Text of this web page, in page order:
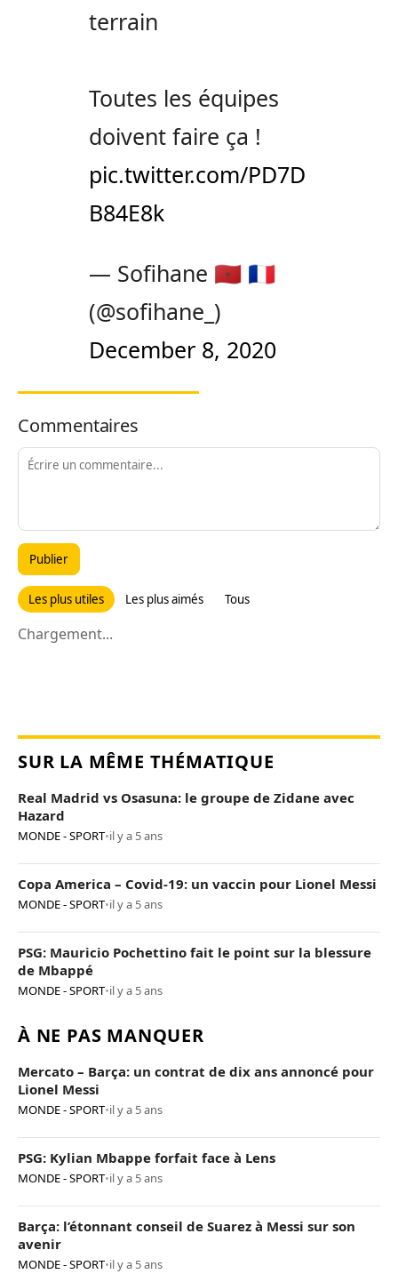
terrain
Toutes les équipes
doivent faire ça !
pic.twitter.com/PD7D
B84E8k
— Sofihane 🇲🇦 🇫🇷
(@sofihane_)
December 8, 2020
Commentaires
Publier
Les plus utiles Les plus aimés Tous
Chargement...
SUR LA MÊME THÉMATIQUE
Real Madrid vs Osasuna: le groupe de Zidane avec
Hazard
MONDE - SPORT•il y a 5 ans
Copa America – Covid-19: un vaccin pour Lionel Messi
MONDE - SPORT•il y a 5 ans
PSG: Mauricio Pochettino fait le point sur la blessure
de Mbappé
MONDE - SPORT•il y a 5 ans
À NE PAS MANQUER
Mercato – Barça: un contrat de dix ans annoncé pour
Lionel Messi
MONDE - SPORT•il y a 5 ans
PSG: Kylian Mbappe forfait face à Lens
MONDE - SPORT•il y a 5 ans
Barça: l’étonnant conseil de Suarez à Messi sur son
avenir
MONDE - SPORT•il y a 5 ans